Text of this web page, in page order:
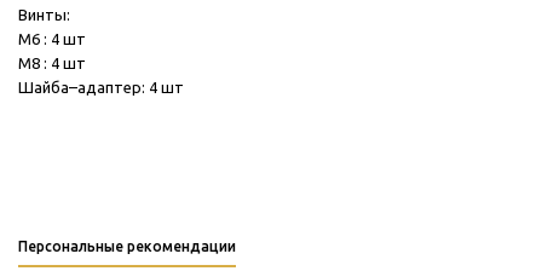
Винты:
М6 : 4 шт
М8 : 4 шт
Шайба–адаптер: 4 шт
Персональные рекомендации